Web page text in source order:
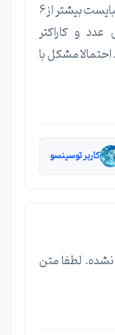
پسورد Local Administrator میبایست بیشتر از 6
و کاراکتر
مشکل با
کاربر توسینسو
لطفا متن